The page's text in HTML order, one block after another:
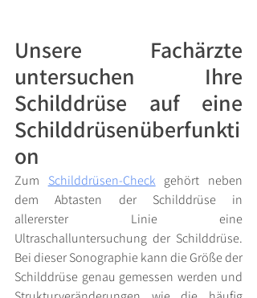
Unsere Fachärzte
untersuchen Ihre
Schilddrüse auf eine
Schilddrüsenüberfunkti
on
Zum Schilddrüsen-Check gehört neben
dem Abtasten der Schilddrüse in
allererster Linie eine
Ultraschalluntersuchung der Schilddrüse.
Bei dieser Sonographie kann die Größe der
Schilddrüse genau gemessen werden und